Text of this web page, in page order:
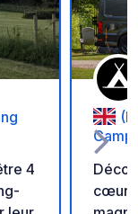
4
cœur du